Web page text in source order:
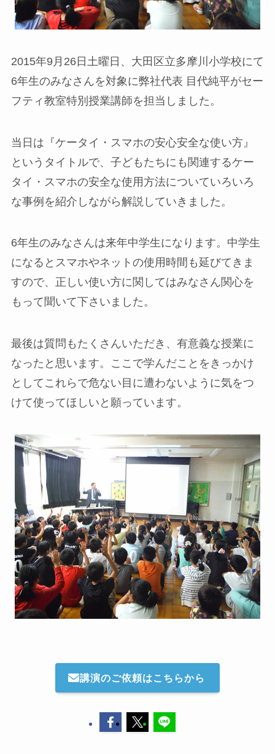
2015年9月26日土曜日、大田区立多摩川小学校にて
6年生のみなさんを対象に弊社代表 目代純平がセー
フティ教室特別授業講師を担当しました。
当日は『ケータイ・スマホの安心安全な使い方』
というタイトルで、子どもたちにも関連するケー
タイ・スマホの安全な使用方法についていろいろ
な事例を紹介しながら解説していきました。
6年生のみなさんは来年中学生になります。中学生
になるとスマホやネットの使用時間も延びてきま
すので、正しい使い方に関してはみなさん関心を
もって聞いて下さいました。
最後は質問もたくさんいただき、有意義な授業に
なったと思います。ここで学んだことをきっかけ
としてこれらで危ない目に遭わないように気をつ
けて使ってほしいと願っています。
講演のご依頼はこちらから